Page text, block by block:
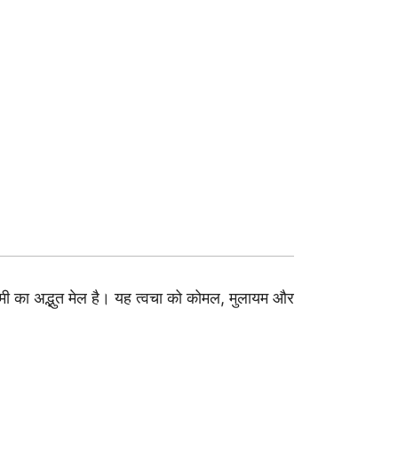
का अद्भुत मेल है। यह त्वचा को कोमल, मुलायम और